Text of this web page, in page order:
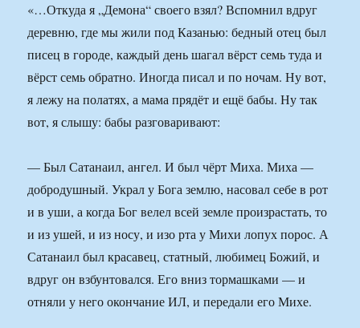
«…Откуда я „Демона“ своего взял? Вспомнил вдруг
деревню, где мы жили под Казанью: бедный отец был
писец в городе, каждый день шагал вёрст семь туда и
вёрст семь обратно. Иногда писал и по ночам. Ну вот,
я лежу на полатях, а мама прядёт и ещё бабы. Ну так
вот, я слышу: бабы разговаривают:
— Был Сатанаил, ангел. И был чёрт Миха. Миха —
добродушный. Украл у Бога землю, насовал себе в рот
и в уши, а когда Бог велел всей земле произрастать, то
и из ушей, и из носу, и изо рта у Михи лопух порос. А
Сатанаил был красавец, статный, любимец Божий, и
вдруг он взбунтовался. Его вниз тормашками — и
отняли у него окончание ИЛ, и передали его Михе.